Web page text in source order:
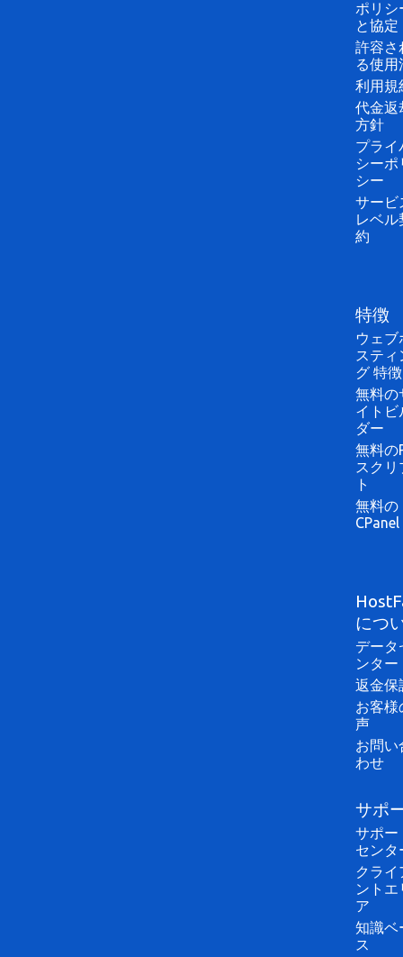
ポリシ
と協定
許容さ
る使用
利用規
代金返
方針
プライ
シーポ
シー
サービ
レベル
約
特徴
ウェブ
スティ
グ 特徴
無料の
イトビ
ダー
無料の
スクリ
ト
無料の
CPanel
につ
データ
ンター
返金保
お客様
声
お問い
わせ
サポ
サポー
センタ
クライ
ントエ
ア
知識ベ
ス